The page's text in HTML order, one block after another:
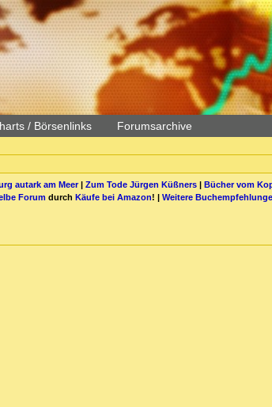
/ Börsenlinks Forumsarchive
autark am Meer| Zum Tode Jürgen Küßners| Bücher vom
Forum durch Käufe bei Amazon! | Weitere